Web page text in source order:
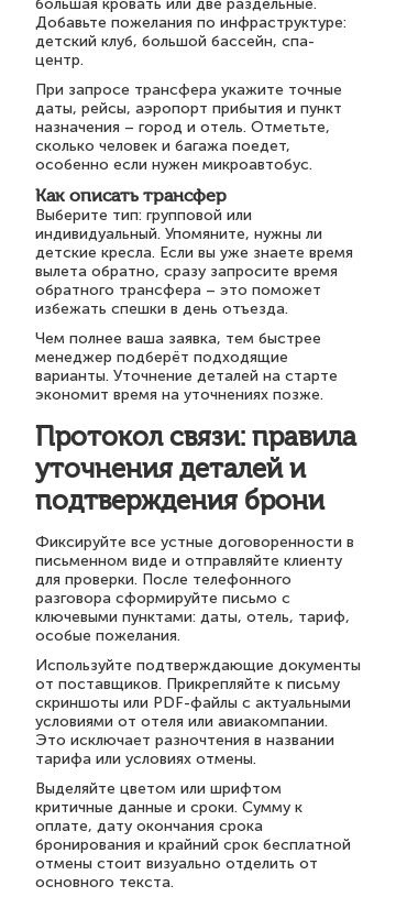
большая кровать или две раздельные.
Добавьте пожелания по инфраструктуре:
детский клуб, большой бассейн, спа-
центр.
При запросе трансфера укажите точные
даты, рейсы, аэропорт прибытия и пункт
назначения – город и отель. Отметьте,
сколько человек и багажа поедет,
особенно если нужен микроавтобус.
Как описать трансфер
Выберите тип: групповой или
индивидуальный. Упомяните, нужны ли
детские кресла. Если вы уже знаете время
вылета обратно, сразу запросите время
обратного трансфера – это поможет
избежать спешки в день отъезда.
Чем полнее ваша заявка, тем быстрее
менеджер подберёт подходящие
варианты. Уточнение деталей на старте
экономит время на уточнениях позже.
Протокол связи: правила
уточнения деталей и
подтверждения брони
Фиксируйте все устные договоренности в
письменном виде и отправляйте клиенту
для проверки. После телефонного
разговора сформируйте письмо с
ключевыми пунктами: даты, отель, тариф,
особые пожелания.
Используйте подтверждающие документы
от поставщиков. Прикрепляйте к письму
скриншоты или PDF-файлы с актуальными
условиями от отеля или авиакомпании.
Это исключает разночтения в названии
тарифа или условиях отмены.
Выделяйте цветом или шрифтом
критичные данные и сроки. Сумму к
оплате, дату окончания срока
бронирования и крайний срок бесплатной
отмены стоит визуально отделить от
основного текста.